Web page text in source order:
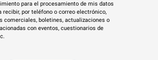
para el procesamiento de mis datos
recibir, por teléfono o correo electrónico,
comerciales, boletines, actualizaciones o
con eventos, cuestionarios de